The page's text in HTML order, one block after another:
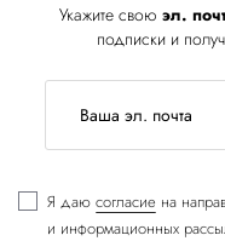
Укажите свою эл.
подписки и
Я даю согласие на
и информационных